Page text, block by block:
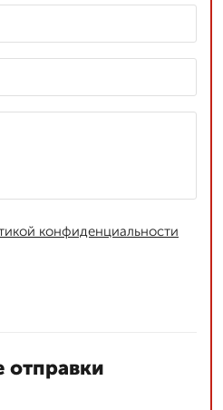
конфиденциальности
отправки